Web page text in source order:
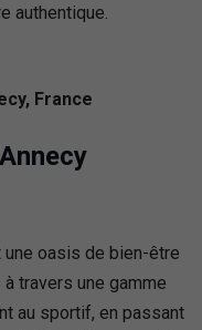
authentique.
France
une oasis de bien-être
travers une gamme
au sportif, en passant